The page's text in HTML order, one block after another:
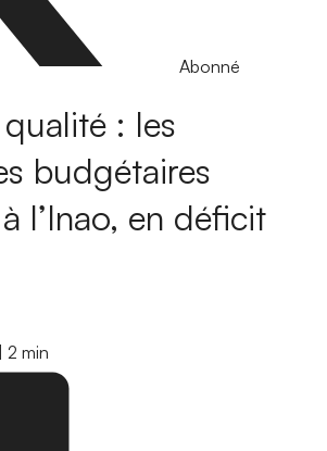
Abonné
: les
budgétaires
l’Inao, en déficit
2 min